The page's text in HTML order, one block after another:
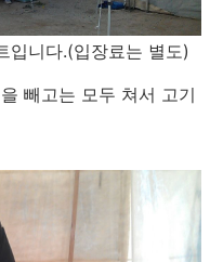
입니다.(입장료는 별도)
빼고는 모두 쳐서 고기